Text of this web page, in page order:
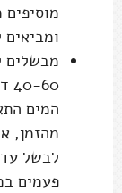
מבשלים
המים
מהזמן,
לבשל
פעמים